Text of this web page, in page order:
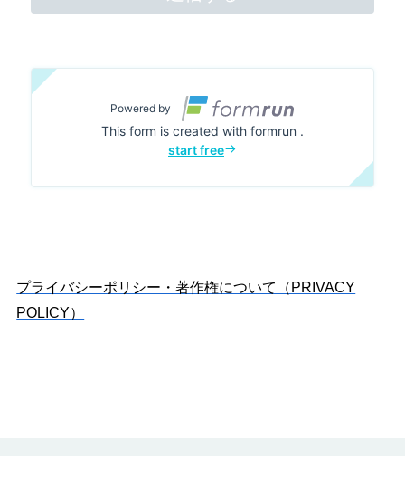
プライバシーポリシー・著作権について（PRIVACY
POLICY）